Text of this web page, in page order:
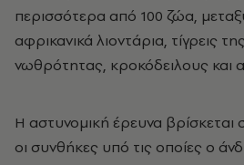
περισσότερα από 100 ζώα,
αφρικανικά λιοντάρια, τίγρεις
νωθρότητας, κροκόδειλους και
Η αστυνομική έρευνα βρίσκεται
οι συνθήκες υπό τις οποίες ο